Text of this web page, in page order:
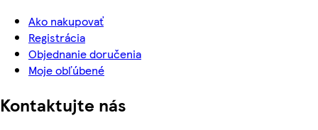
Ako nakupovať
Registrácia
Objednanie doručenia
Moje obľúbené
Kontaktujte nás